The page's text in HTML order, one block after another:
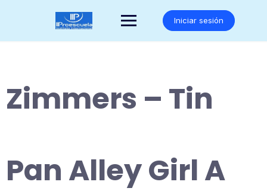
Iniciar sesión
Zimmers – Tin
Pan Alley Girl A